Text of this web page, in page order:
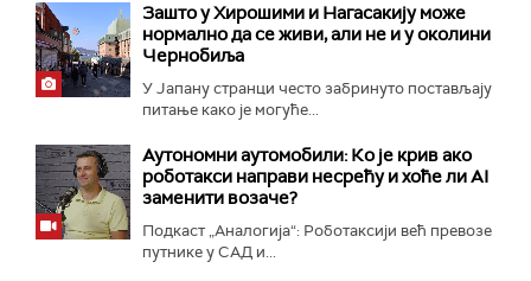
Зашто у Хирошими и Нагасакију може
нормално да се живи, али не и у околини
Чернобиља
У Јапану странци често забринуто постављају
питање како је могуће...
Аутономни аутомобили: Ко је крив ако
роботакси направи несрећу и хоће ли AI
заменити возаче?
Подкаст „Аналогија“: Роботаксији већ превозе
путнике у САД и...